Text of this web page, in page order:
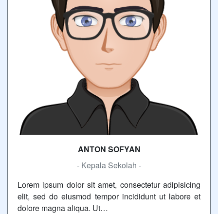
ANTON SOFYAN
- Kepala Sekolah -
Lorem ipsum dolor sit amet, consectetur adipisicing
elit, sed do eiusmod tempor incididunt ut labore et
dolore magna aliqua. Ut…